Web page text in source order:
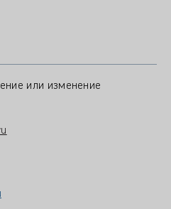
или изменение